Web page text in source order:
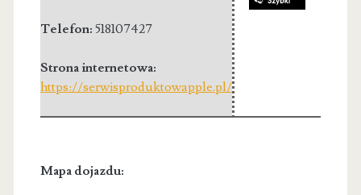
Telefon: 518107427
Strona internetowa:
https://serwisproduktowapple.pl/
Mapa dojazdu: